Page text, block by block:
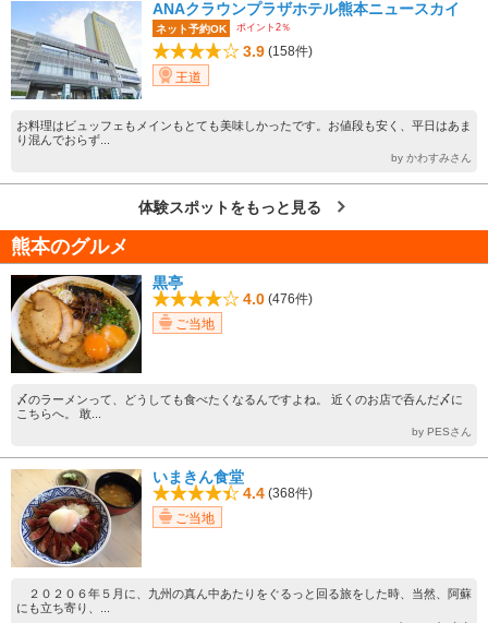
ANAクラウンプラザホテル熊本ニュースカイ
ネット予約OK ポイント2％
3.9 (158件)
王道
お料理はビュッフェもメインもとても美味しかったです。お値段も安く、平日はあま
り混んでおらず...
by かわすみさん
体験スポットをもっと見る
熊本のグルメ
黒亭
4.0 (476件)
ご当地
〆のラーメンって、どうしても食べたくなるんですよね。 近くのお店で呑んだ〆に
こちらへ。 敢...
by PESさん
いまきん食堂
4.4 (368件)
ご当地
２０２０６年５月に、九州の真ん中あたりをぐるっと回る旅をした時、当然、阿蘇
にも立ち寄り、...